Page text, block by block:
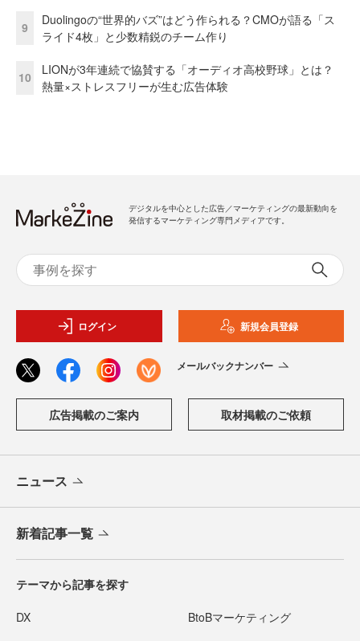
9
Duolingoの“世界的バズ”はどう作られる？CMOが語る「ス
ライド4枚」と少数精鋭のチーム作り
10
LIONが3年連続で協賛する「オーディオ高校野球」とは？
熱量×ストレスフリーが生む広告体験
デジタルを中心とした広告／マーケティングの最新動向を
発信するマーケティング専門メディアです。
ログイン 新規会員登録
メールバックナンバー
広告掲載のご案内 取材掲載のご依頼
ニュース
新着記事一覧
テーマから記事を探す
DX BtoBマーケティング